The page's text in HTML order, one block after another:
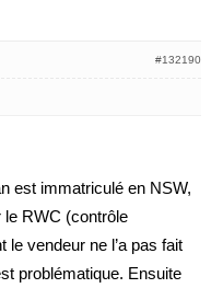
#132190
est immatriculé en NSW,
le RWC (contrôle
vendeur ne l’a pas fait
problématique. Ensuite